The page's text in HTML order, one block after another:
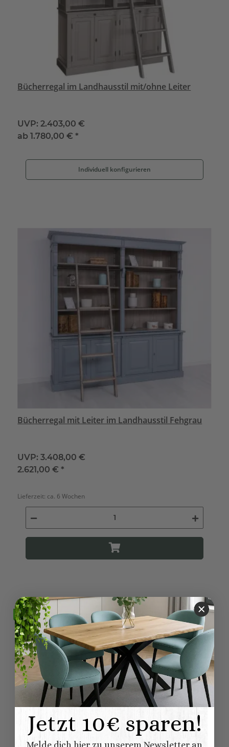
Bücherregal im Landhausstil mit/ohne Leiter
UVP: 2.403,00 €
ab1.780,00 € *
Individuell konfigurieren
Bücherregal mit Leiter im Landhausstil Fehgrau
UVP: 3.408,00 €
2.621,00 €*
Lieferzeit: ca. 6 Wochen
SALE 12%
Jetzt 10€ sparen!
Melde dich hier zu unserem Newsletter an